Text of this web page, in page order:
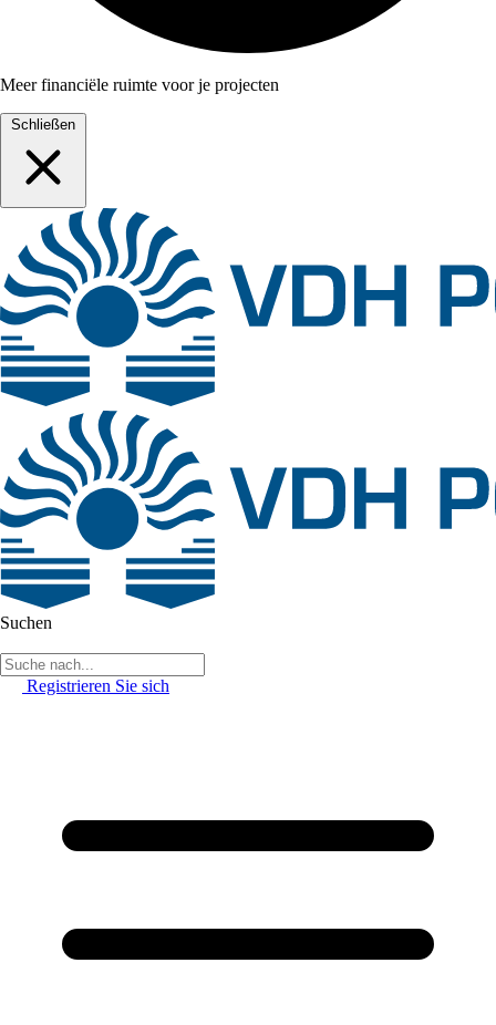
Meer financiële ruimte voor je projecten
Schließen
Suchen
Registrieren Sie sich